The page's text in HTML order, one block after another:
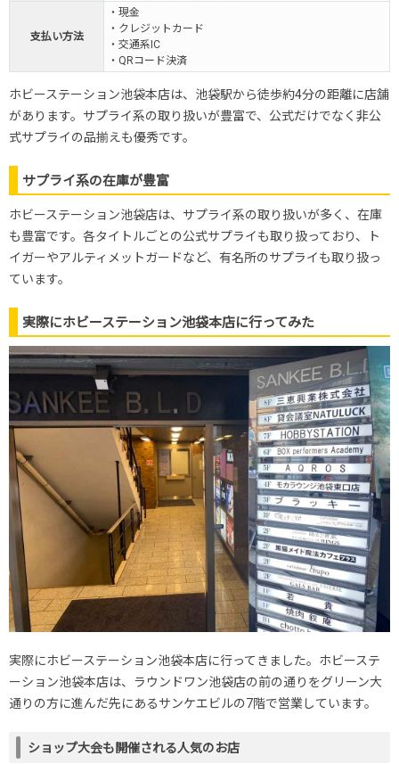
支払い方法
・現金
・クレジットカード
・交通系IC
・QRコード決済
ホビーステーション池袋本店は、 池袋駅から徒歩約4分の距離に店舗
があります。サプライ系の取り扱いが豊富で、公式だけでなく非公
式サプライの品揃えも優秀です。
サプライ系の在庫が豊富
ホビーステーション池袋店は、サプライ系の取り扱いが多く、在庫
も豊富です。各タイトルごとの公式サプライも取り扱っており、ト
イガーやアルティメットガードなど、有名所のサプライも取り扱っ
ています。
実際にホビーステーション池袋本店に行ってみた
実際にホビーステーション池袋本店に行ってきました。ホビーステ
ーション池袋本店は、ラウンドワン池袋店の前の通りをグリーン大
通りの方に進んだ先にあるサンケエビルの7階で営業しています。
ショップ大会も開催される人気のお店